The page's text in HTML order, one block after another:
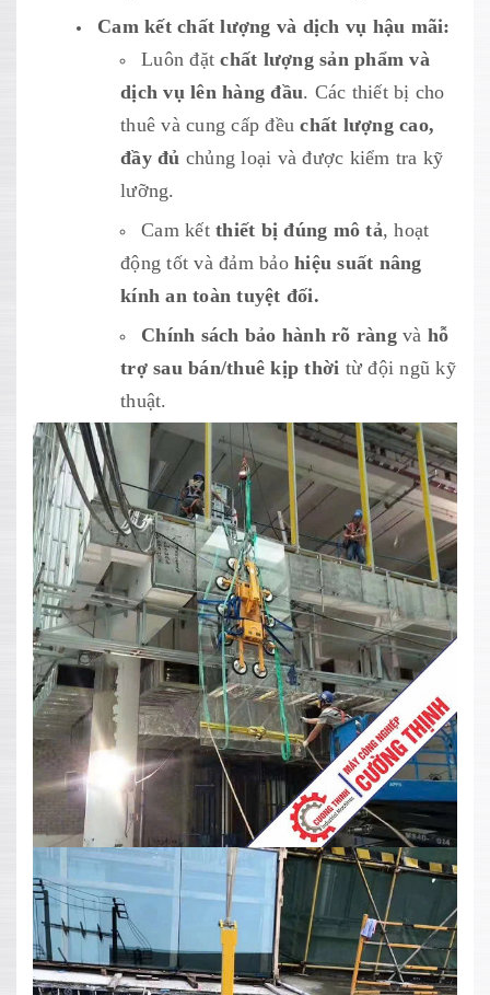
Cam kết chất lượng và dịch vụ hậu mãi:
Luôn đặtchất lượng sản phẩm và
dịch vụ lên hàng đầu. Các thiết bị cho
thuê và cung cấp đềuchất lượng cao,
đầy đủ chủng loại và được kiểm tra kỹ
lưỡng.
Cam kết thiết bị đúng mô tả, hoạt
động tốt và đảm bảo hiệu suất nâng
kính an toàn tuyệt đối.
Chính sách bảo hành rõ ràngvà hỗ
trợ sau bán/thuê kịp thời từ đội ngũ kỹ
thuật.